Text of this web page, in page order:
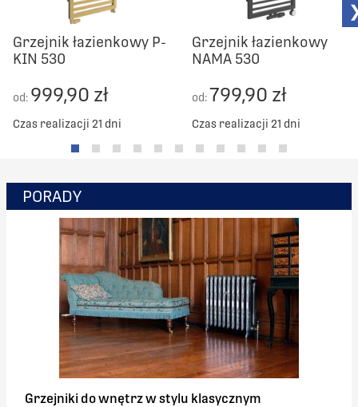
Grzejnik łazienkowy P-
KIN 530
od: 999,90 zł
Czas realizacji 21 dni
Grzejnik łazienkowy
NAMA 530
od:799,90 zł
Czas realizacji 21 dni
PORADY
Grzejniki do wnętrz w stylu klasycznym